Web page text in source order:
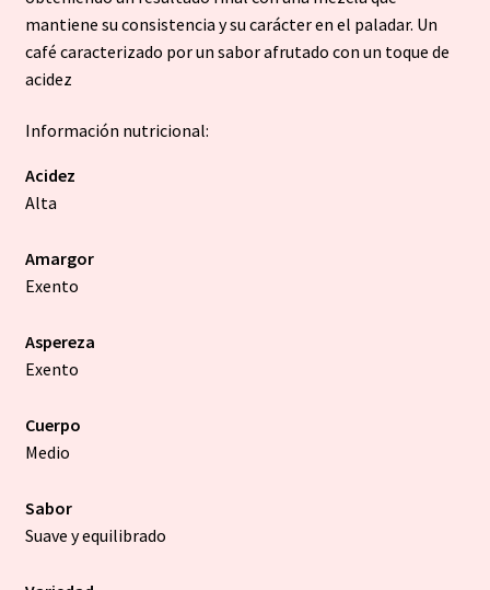
mantiene su consistencia y su carácter en el paladar. Un
café caracterizado por un sabor afrutado con un toque de
acidez
Información nutricional:
Acidez
Alta
Amargor
Exento
Aspereza
Exento
Cuerpo
Medio
Sabor
Suave y equilibrado